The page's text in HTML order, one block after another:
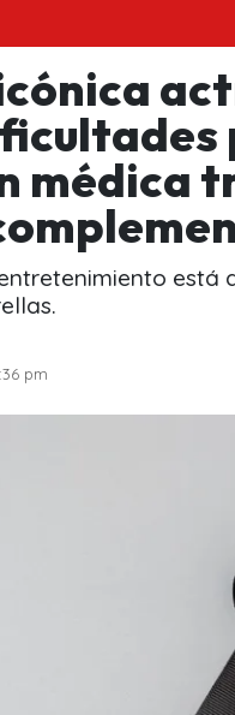
médica
está
pm